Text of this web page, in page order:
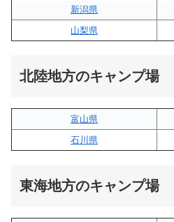
新潟県
山梨県
北陸地方のキャンプ場
富山県
石川県
東海地方のキャンプ場